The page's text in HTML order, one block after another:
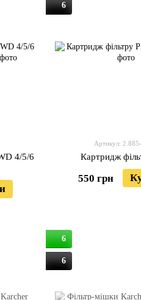
4/5/6
6
Артикул:
Картридж
550 грн
6
6